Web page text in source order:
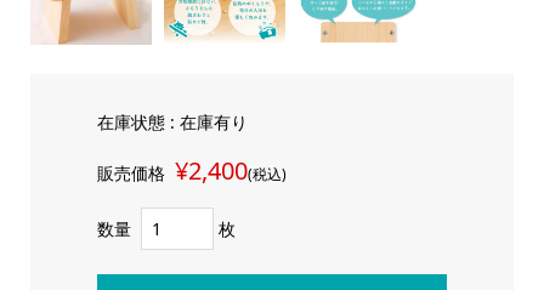
在庫状態 : 在庫有り
販売価格 ¥2,400(税込)
数量 枚